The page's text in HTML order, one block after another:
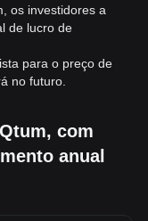
os investidores a
de lucro de
para o preço de
no futuro.
com
anual